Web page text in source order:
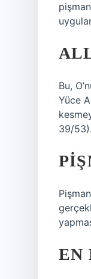
Bu,
Yüce
39/53).
EN